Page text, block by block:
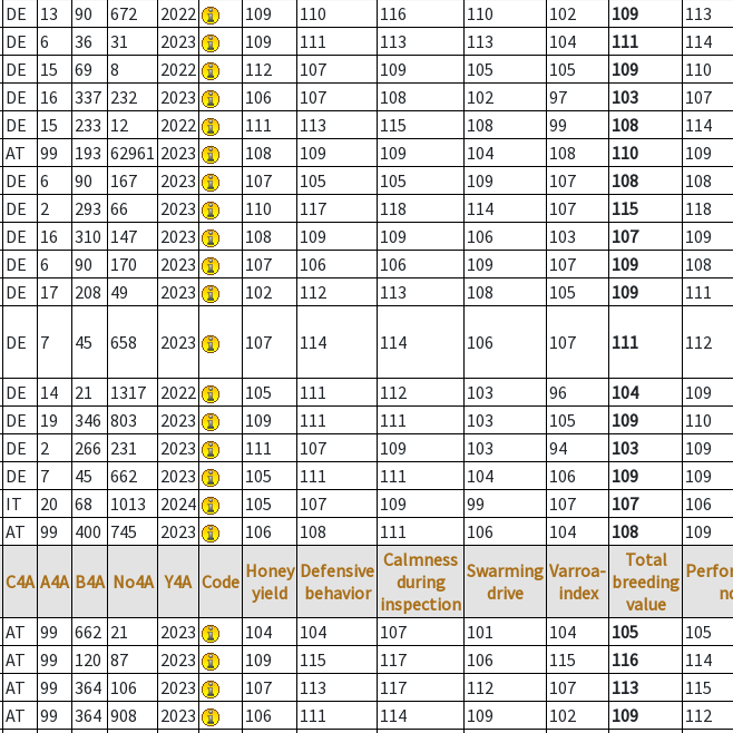
DE 13 90 672 2022 109 110 116 110 102 109
113
DE 6 36 31 2023 109 111 113 113 104 111
114
DE 15 69 8 2022 112 107 109 105 105 109
110
DE 16 337 232 2023 106 107 108 102 97 103
107
DE 15 233 12 2022 111 113 115 108 99 108
114
AT 99 193 62961 2023 108 109 109 104 108 110
109
DE 6 90 167 2023 107 105 105 109 107 108
108
DE 2 293 66 2023 110 117 118 114 107 115
118
DE 16 310 147 2023 108 109 109 106 103 107
109
DE 6 90 170 2023 107 106 106 109 107 109
108
DE 17 208 49 2023 102 112 113 108 105 109 111
DE 7 45 658 2023 107 114 114 106 107 111 112
DE 14 21 1317 2022 105 111 112 103 96 104
109
DE 19 346 803 2023 109 111 111 103 105 109
110
DE 2 266 231 2023 111 107 109 103 94 103
109
DE 7 45 662 2023 105 111 111 104 106 109
109
IT 20 68 1013 2024 105 107 109 99 107 107
106
AT 99 400 745 2023 106 108 111 106 104 108 109
C4A A4A B4A No4A Y4A Code Honey
yield
Defensive
behavior
Calmness
during
inspection
Swarming
drive
Varroa-
index
Total
breeding
value
AT 99 662 21 2023 104 104 107 101 104 105
105
AT 99 120 87 2023 109 115 117 106 115 116
114
AT 99 364 106 2023 107 113 117 112 107 113
115
AT 99 364 908 2023 106 111 114 109 102 109
112